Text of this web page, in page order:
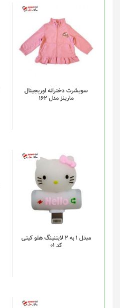
محصول
انتخاب
شوند
سویشرت دخترانه اوریجینال
مارینز مدل 162
مبدل 1 به 2 لایتنینگ هلو کیتی
کد 01